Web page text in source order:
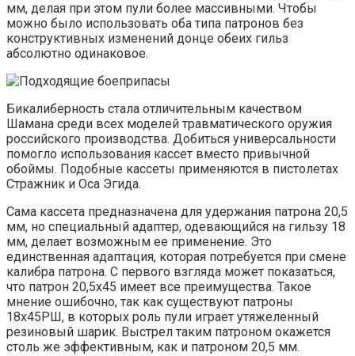
мм, делая при этом пули более массивными. Чтобы
можно было использовать оба типа патронов без
конструктивных изменений донце обеих гильз
абсолютно одинаковое.
Бикалиберность стала отличительным качеством
Шамана среди всех моделей травматического оружия
российского производства. Добиться универсальности
помогло использования кассет вместо привычной
обоймы. Подобные кассеты применяются в пистолетах
Стражник и Оса Эгида.
Сама кассета предназначена для удержания патрона 20,5
мм, но специальный адаптер, одевающийся на гильзу 18
мм, делает возможным ее применение. Это
единственная адаптация, которая потребуется при смене
калибра патрона. С первого взгляда может показаться,
что патрон 20,5х45 имеет все преимущества. Такое
мнение ошибочно, так как существуют патроны
18х45РШ, в которых роль пули играет утяжеленный
резиновый шарик. Выстрел таким патроном окажется
столь же эффективным, как и патроном 20,5 мм.